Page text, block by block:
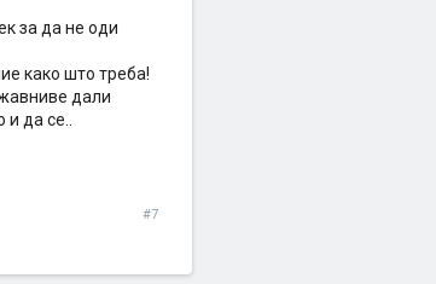
за да не оди
како што треба!
дали
да се..
#7